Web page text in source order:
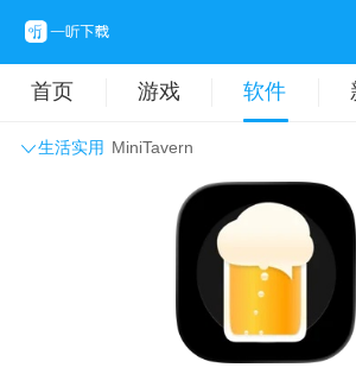
首页 游戏 软件
生活实用 MiniTavern
主题壁纸 旅游出行
拍摄美化 时尚购物